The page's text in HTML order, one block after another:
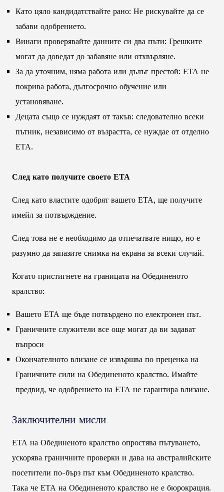
Като цяло кандидатствайте рано: Не рискувайте да се
забави одобрението.
Винаги проверявайте данните си два пъти: Грешките
могат да доведат до забавяне или отхвърляне.
За да уточним, няма работа или дълъг престой: ЕТА не
покрива работа, дългосрочно обучение или
установяване.
Децата също се нуждаят от такъв: следователно всеки
пътник, независимо от възрастта, се нуждае от отделно
ЕТА.
След като получите своето ЕТА
След като властите одобрят вашето ЕТА, ще получите
имейл за потвърждение.
След това не е необходимо да отпечатвате нищо, но е
разумно да запазите снимка на екрана за всеки случай.
Когато пристигнете на границата на Обединеното
кралство:
Вашето ЕТА ще бъде потвърдено по електронен път.
Граничните служители все още могат да ви задават
въпроси
Окончателното влизане се извършва по преценка на
Граничните сили на Обединеното кралство. Имайте
предвид, че одобрението на ЕТА не гарантира влизане.
Заключителни мисли
ЕТА на Обединеното кралство опростява пътуването,
ускорява граничните проверки и дава на австралийските
посетители по-бърз път към Обединеното кралство.
Така че ЕТА на Обединеното кралство не е бюрокрация.